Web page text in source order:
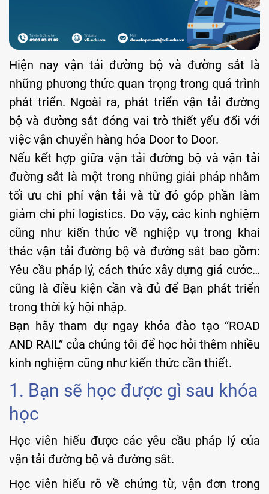
Hiện nay vận tải đường bộ và đường sắt là
những phương thức quan trọng trong quá trình
phát triển. Ngoài ra, phát triển vận tải đường
bộ và đường sắt đóng vai trò thiết yếu đối với
việc vận chuyển hàng hóa Door to Door.
Nếu kết hợp giữa vận tải đường bộ và vận tải
đường sắt là một trong những giải pháp nhằm
tối ưu chi phí vận tải và từ đó góp phần làm
giảm chi phí logistics. Do vậy, các kinh nghiệm
cũng như kiến thức về nghiệp vụ trong khai
thác vận tải đường bộ và đường sắt bao gồm:
Yêu cầu pháp lý, cách thức xây dựng giá cước…
cũng là điều kiện cần và đủ để Bạn phát triển
trong thời kỳ hội nhập.
Bạn hãy tham dự ngay khóa đào tạo “ROAD
AND RAIL” của chúng tôi để học hỏi thêm nhiều
kinh nghiệm cũng như kiến thức cần thiết.
1. Bạn sẽ học được gì sau khóa
học
Học viên hiểu được các yêu cầu pháp lý của
vận tải đường bộ và đường sắt.
Học viên hiểu rõ về chứng từ, vận đơn trong